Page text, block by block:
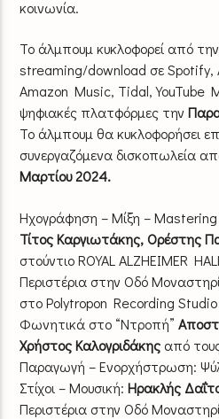
κοινωνία.
Το άλμπουμ κυκλοφορεί από
streaming/download σε
Amazon Music, Tidal, YouTube
ψηφιακές πλατφόρμες την
Το άλμπουμ θα κυκλοφορήσει
συνεργαζόμενα δισκοπωλεία
Μαρτίου 2024.
Ηχογράφηση – Μίξη –
Τίτος Καργιωτάκης, Ορέστης
στούντιο ROYAL ALZHEIMER
Περιστέρια στην Οδό
στο Polytropon Recording
Φωνητικά στο “Ντροπή”
Χρήστος Καλογριδάκης από
Παραγωγή – Ενορχήστρωση:
Στίχοι – Μουσική:Ηρακλής
Περιστέρια στην Οδό